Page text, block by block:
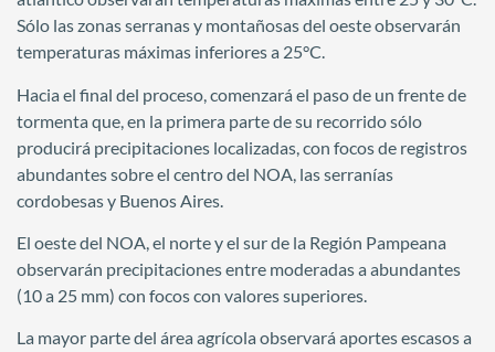
Sólo las zonas serranas y montañosas del oeste observarán
temperaturas máximas inferiores a 25°C.
Hacia el final del proceso, comenzará el paso de un frente de
tormenta que, en la primera parte de su recorrido sólo
producirá precipitaciones localizadas, con focos de registros
abundantes sobre el centro del NOA, las serranías
cordobesas y Buenos Aires.
El oeste del NOA, el norte y el sur de la Región Pampeana
observarán precipitaciones entre moderadas a abundantes
(10 a 25 mm) con focos con valores superiores.
La mayor parte del área agrícola observará aportes escasos a